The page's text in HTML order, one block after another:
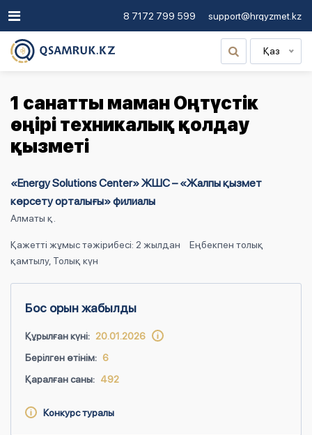
8 7172 799 599 support@hrqyzmet.kz
Қаз
1 санатты маман Оңтүстік
өңірі техникалық қолдау
қызметі
«Energy Solutions Center» ЖШС – «Жалпы қызмет
көрсету орталығы» филиалы
Алматы қ.
Қажетті жұмыс тәжірибесі: 2 жылдан
Еңбекпен толық
қамтылу, Толық күн
Бос орын жабылды
Құрылған күні: 20.01.2026
Берілген өтінім: 6
Қаралған саны: 492
Конкурс туралы